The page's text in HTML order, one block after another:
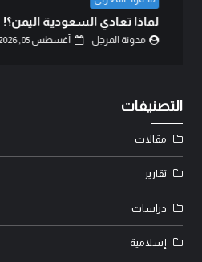
اليمن؟!
التصنيفات
مقالات
تقارير
دراسات
إسلامية